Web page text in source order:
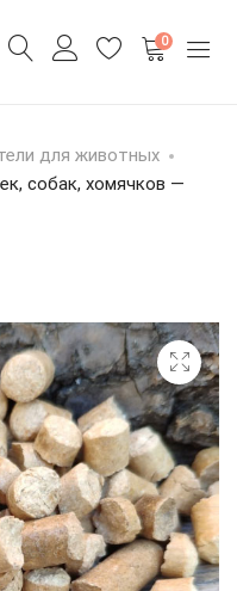
0
для животных
собак, хомячков —